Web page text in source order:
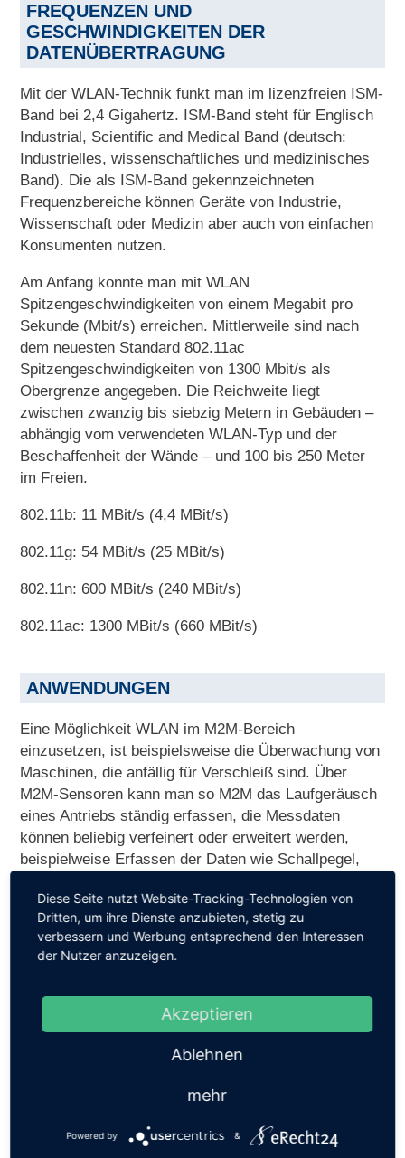
FREQUENZEN UND
GESCHWINDIGKEITEN DER
DATENÜBERTRAGUNG
Mit der WLAN-Technik funkt man im lizenzfreien ISM-
Band bei 2,4 Gigahertz. ISM-Band steht für Englisch
Industrial, Scientific and Medical Band (deutsch:
Industrielles, wissenschaftliches und medizinisches
Band). Die als ISM-Band gekennzeichneten
Frequenzbereiche können Geräte von Industrie,
Wissenschaft oder Medizin aber auch von einfachen
Konsumenten nutzen.
Am Anfang konnte man mit WLAN
Spitzengeschwindigkeiten von einem Megabit pro
Sekunde (Mbit/s) erreichen. Mittlerweile sind nach
dem neuesten Standard 802.11ac
Spitzengeschwindigkeiten von 1300 Mbit/s als
Obergrenze angegeben. Die Reichweite liegt
zwischen zwanzig bis siebzig Metern in Gebäuden –
abhängig vom verwendeten WLAN-Typ und der
Beschaffenheit der Wände – und 100 bis 250 Meter
im Freien.
802.11b: 11 MBit/s (4,4 MBit/s)
802.11g: 54 MBit/s (25 MBit/s)
802.11n: 600 MBit/s (240 MBit/s)
802.11ac: 1300 MBit/s (660 MBit/s)
ANWENDUNGEN
Eine Möglichkeit WLAN im M2M-Bereich
einzusetzen, ist beispielsweise die Überwachung von
Maschinen, die anfällig für Verschleiß sind. Über
M2M-Sensoren kann man so M2M das Laufgeräusch
eines Antriebs ständig erfassen, die Messdaten
können beliebig verfeinert oder erweitert werden,
beispielweise Erfassen der Daten wie Schallpegel,
und Luftfeuchtigkeit. Die Daten der Sensoren werden
über WLAN an einen Server weitergegeben und
ausgewertet. Auf diese Daten kann man dann von den
PCs des Maschinen-oder Anlagebetreibers zugreifen
Wartung, Wechsel von Verschleiß-Teilen) informieren.
Diese Seite nutzt Website-Tracking-Technologien von
Dritten, um ihre Dienste anzubieten, stetig zu
verbessern und Werbung entsprechend den Interessen
der Nutzer anzuzeigen.
Akzeptieren
Ablehnen
mehr
Powered by &